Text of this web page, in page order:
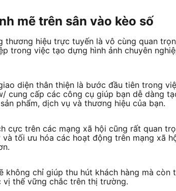
mẽ trên sân vào kèo số
hiệu trực tuyến là vô cùng quan
trong việc tạo dựng hình ảnh chuyên
diện thân thiện là bước đầu tiên trong
cung cấp các công cụ giúp bạn dễ dàng
phẩm, dịch vụ và thương hiệu của bạn.
cực trên các mạng xã hội cũng rất quan
tối ưu hóa các hoạt động trên mạng xã
không chỉ giúp thu hút khách hàng mà còn
thế vững chắc trên thị trường.